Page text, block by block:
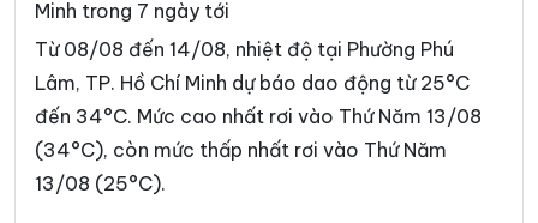
Phường Bình Trưng
Phường Cầu Kiệu Phường Cầu Ông Lãnh
Phường Chánh Hiệp Phường Chánh Hưng
Phường Chánh Phú Hòa
Minh trong 7 ngày tới
Từ 08/08 đến 14/08, nhiệt độ tại Phường Phú
Lâm, TP. Hồ Chí Minh dự báo dao động từ 25°C
đến 34°C. Mức cao nhất rơi vào Thứ Năm 13/08
(34°C), còn mức thấp nhất rơi vào Thứ Năm
13/08 (25°C).